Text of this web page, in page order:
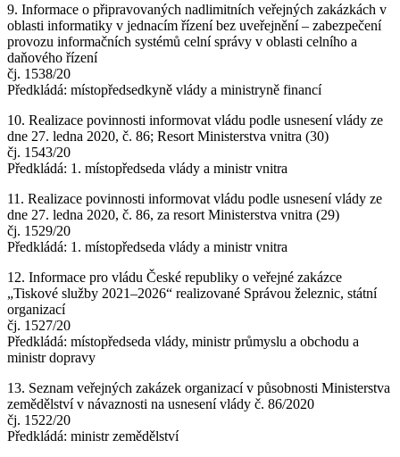
9. Informace o připravovaných nadlimitních veřejných zakázkách v
oblasti informatiky v jednacím řízení bez uveřejnění – zabezpečení
provozu informačních systémů celní správy v oblasti celního a
daňového řízení
čj. 1538/20
Předkládá: místopředsedkyně vlády a ministryně financí
10. Realizace povinnosti informovat vládu podle usnesení vlády ze
dne 27. ledna 2020, č. 86; Resort Ministerstva vnitra (30)
čj. 1543/20
Předkládá: 1. místopředseda vlády a ministr vnitra
11. Realizace povinnosti informovat vládu podle usnesení vlády ze
dne 27. ledna 2020, č. 86, za resort Ministerstva vnitra (29)
čj. 1529/20
Předkládá: 1. místopředseda vlády a ministr vnitra
12. Informace pro vládu České republiky o veřejné zakázce
„Tiskové služby 2021–2026“ realizované Správou železnic, státní
organizací
čj. 1527/20
Předkládá: místopředseda vlády, ministr průmyslu a obchodu a
ministr dopravy
13. Seznam veřejných zakázek organizací v působnosti Ministerstva
zemědělství v návaznosti na usnesení vlády č. 86/2020
čj. 1522/20
Předkládá: ministr zemědělství